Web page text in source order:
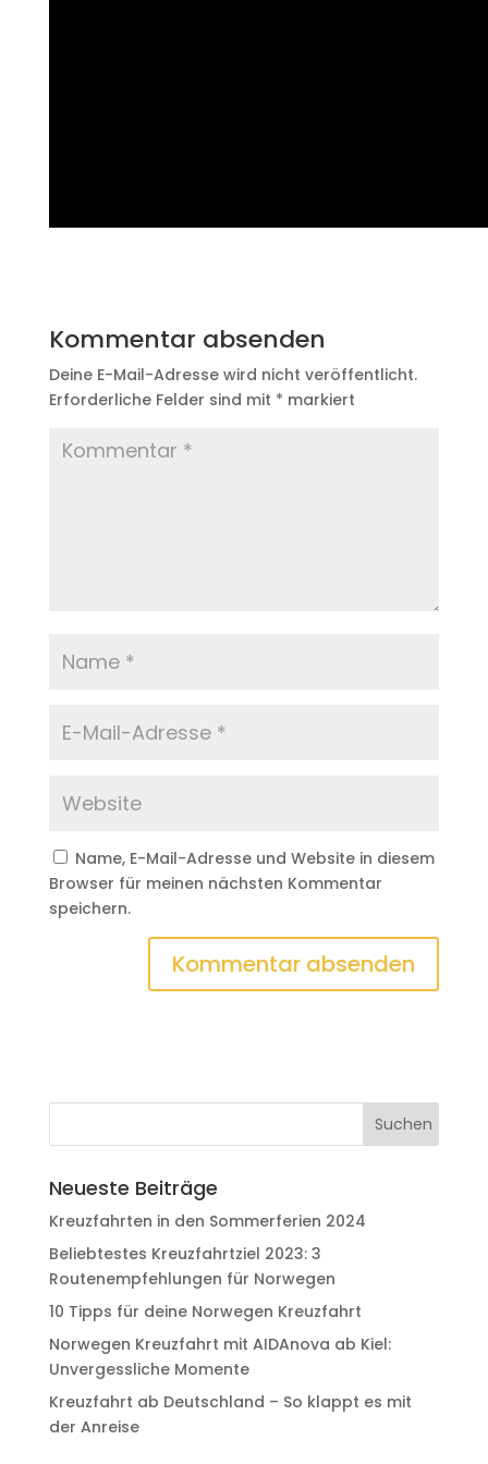
Kommentar absenden
Deine E-Mail-Adresse wird nicht veröffentlicht.
Erforderliche Felder sind mit * markiert
Name, E-Mail-Adresse und Website in diesem
Browser für meinen nächsten Kommentar
speichern.
Neueste Beiträge
Kreuzfahrten in den Sommerferien 2024
Beliebtestes Kreuzfahrtziel 2023: 3
Routenempfehlungen für Norwegen
10 Tipps für deine Norwegen Kreuzfahrt
Norwegen Kreuzfahrt mit AIDAnova ab Kiel:
Unvergessliche Momente
Kreuzfahrt ab Deutschland – So klappt es mit
der Anreise